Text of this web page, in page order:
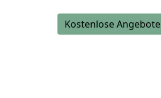
Kostenlose